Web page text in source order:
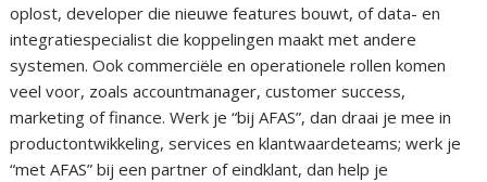
oplost, developer die nieuwe features bouwt, of data- en
integratiespecialist die koppelingen maakt met andere
systemen. Ook commerciële en operationele rollen komen
veel voor, zoals accountmanager, customer success,
marketing of finance. Werk je “bij AFAS”, dan draai je mee in
productontwikkeling, services en klantwaardeteams; werk je
“met AFAS” bij een partner of eindklant, dan help je